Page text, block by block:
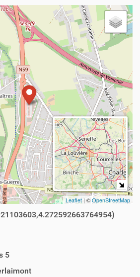
Leaflet | ©OpenStreetMap
5